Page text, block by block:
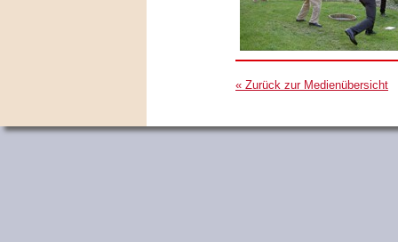
« Zurück zur Medienübersicht